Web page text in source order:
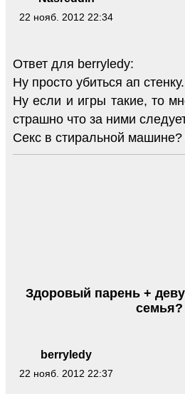
22 нояб. 2012 22:34
Ответ для berryledy:
Ну просто убиться ап стенку.
Ну если и игры такие, то
страшно что за ними
Секс в стиральной машине?
berryledy
22 нояб. 2012 22:37
Здоровый парень +
семья?